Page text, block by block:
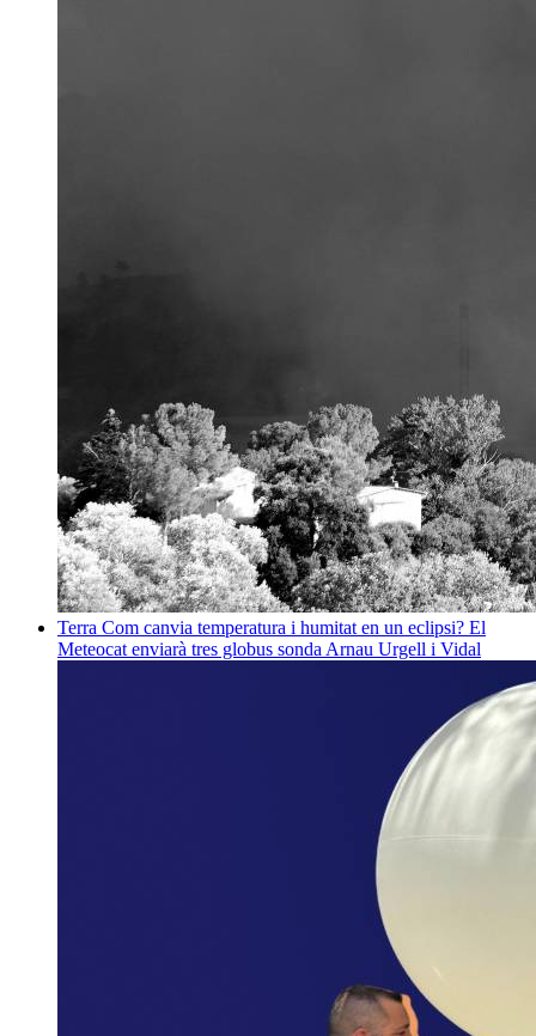
Terra Com canvia temperatura i humitat en un eclipsi? El
Meteocat enviarà tres globus sonda Arnau Urgell i Vidal